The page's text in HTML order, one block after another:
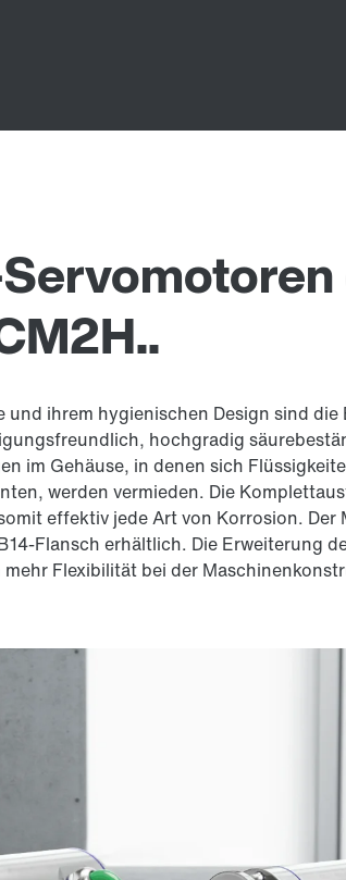
ihrem hygienischen Design sind die
hochgradig
im Gehäuse, in denen sich
werden vermieden. Die
effektiv jede Art von Korrosion. Der
Flansch erhältlich. Die Erweiterung
Flexibilität bei der